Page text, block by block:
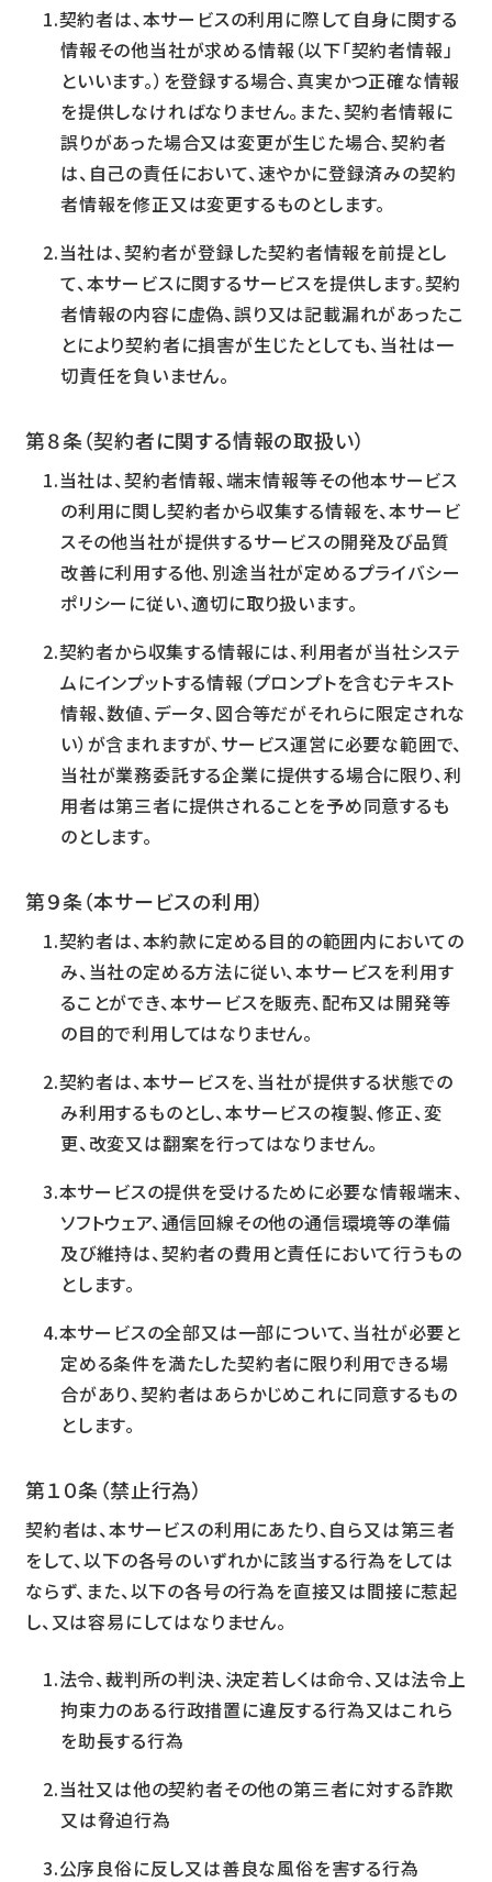
契約者は、本サービスの利用に際して自身に関する
情報その他当社が求める情報（以下「契約者情報」
といいます。）を登録する場合、真実かつ正確な情報
を提供しなければなりません。また、契約者情報に
誤りがあった場合又は変更が生じた場合、契約者
は、自己の責任において、速やかに登録済みの契約
者情報を修正又は変更するものとします。
当社は、契約者が登録した契約者情報を前提とし
て、本サービスに関するサービスを提供します。契約
者情報の内容に虚偽、誤り又は記載漏れがあったこ
とにより契約者に損害が生じたとしても、当社は一
切責任を負いません。
第８条（契約者に関する情報の取扱い）
当社は、契約者情報、端末情報等その他本サービス
の利用に関し契約者から収集する情報を、本サービ
スその他当社が提供するサービスの開発及び品質
改善に利用する他、別途当社が定めるプライバシー
ポリシーに従い、適切に取り扱います。
契約者から収集する情報には、利用者が当社システ
ムにインプットする情報（プロンプトを含むテキスト
情報、数値、データ、図合等だがそれらに限定されな
い）が含まれますが、サービス運営に必要な範囲で、
当社が業務委託する企業に提供する場合に限り、利
用者は第三者に提供されることを予め同意するも
のとします。
第９条（本サービスの利用）
契約者は、本約款に定める目的の範囲内においての
み、当社の定める方法に従い、本サービスを利用す
ることができ、本サービスを販売、配布又は開発等
の目的で利用してはなりません。
契約者は、本サービスを、当社が提供する状態での
み利用するものとし、本サービスの複製、修正、変
更、改変又は翻案を行ってはなりません。
本サービスの提供を受けるために必要な情報端末、
ソフトウェア、通信回線その他の通信環境等の準備
及び維持は、契約者の費用と責任において行うもの
とします。
本サービスの全部又は一部について、当社が必要と
定める条件を満たした契約者に限り利用できる場
合があり、契約者はあらかじめこれに同意するもの
とします。
第１０条（禁止行為）
契約者は、本サービスの利用にあたり、自ら又は第三者
をして、以下の各号のいずれかに該当する行為をしては
ならず、また、以下の各号の行為を直接又は間接に惹起
し、又は容易にしてはなりません。
法令、裁判所の判決、決定若しくは命令、又は法令上
拘束力のある行政措置に違反する行為又はこれら
を助長する行為
当社又は他の契約者その他の第三者に対する詐欺
又は脅迫行為
公序良俗に反し又は善良な風俗を害する行為